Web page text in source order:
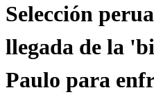
Selección
llegada de la
Paulo para